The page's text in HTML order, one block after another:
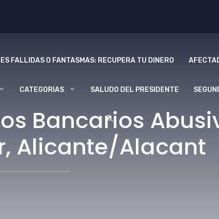
FALLIDAS O FANTASMAS: RECUPERA TU DINERO
CATEGORIAS SALUDO DEL PRESIDENTE
Bancarios
Alicante/Alacant